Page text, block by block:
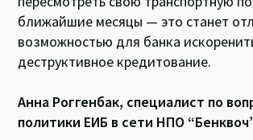
ближайшие месяцы — это станет
возможностью для банка
деструктивное кредитование.
Анна Роггенбак, специалист по
политики ЕИБ в сети НПО